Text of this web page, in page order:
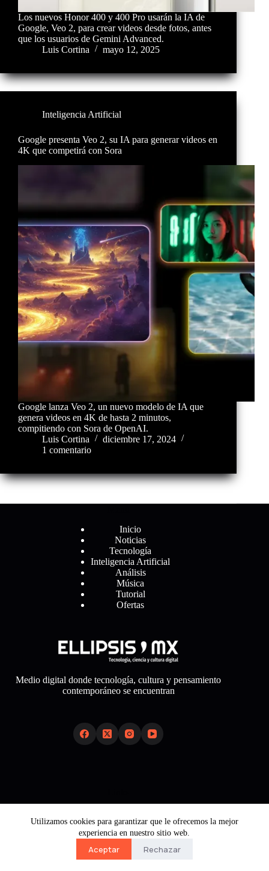
Utilizamos cookies para garantizar que le ofrecemos la mejor
experiencia en nuestro sitio web.
Aceptar Rechazar
Los nuevos Honor 400 y 400 Pro usarán la IA de
Google, Veo 2, para crear videos desde fotos, antes
que los usuarios de Gemini Advanced.
Luis Cortina
mayo 12, 2025
Inteligencia Artificial
Google presenta Veo 2, su IA para generar videos en
4K que competirá con Sora
Google lanza Veo 2, un nuevo modelo de IA que
genera videos en 4K de hasta 2 minutos,
compitiendo con Sora de OpenAI.
Luis Cortina
diciembre 17, 2024
1 comentario
Inicio
Noticias
Tecnología
Inteligencia Artificial
Análisis
Música
Tutorial
Ofertas
Medio digital donde tecnología, cultura y pensamiento
contemporáneo se encuentran
Aviso Legal
Política de Cookies
Contacto